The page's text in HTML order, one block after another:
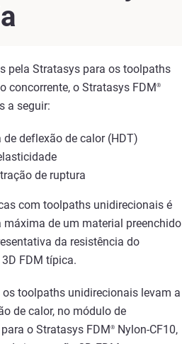
pela Stratasys para os toolpaths
concorrente, o Stratasys FDM®
a seguir:
deflexão de calor (HDT)
de ruptura
com toolpaths unidirecionais é
de um material preenchido
da resistência do
FDM típica.
toolpaths unidirecionais levam a
de calor, no módulo de
o Stratasys FDM® Nylon-CF10,